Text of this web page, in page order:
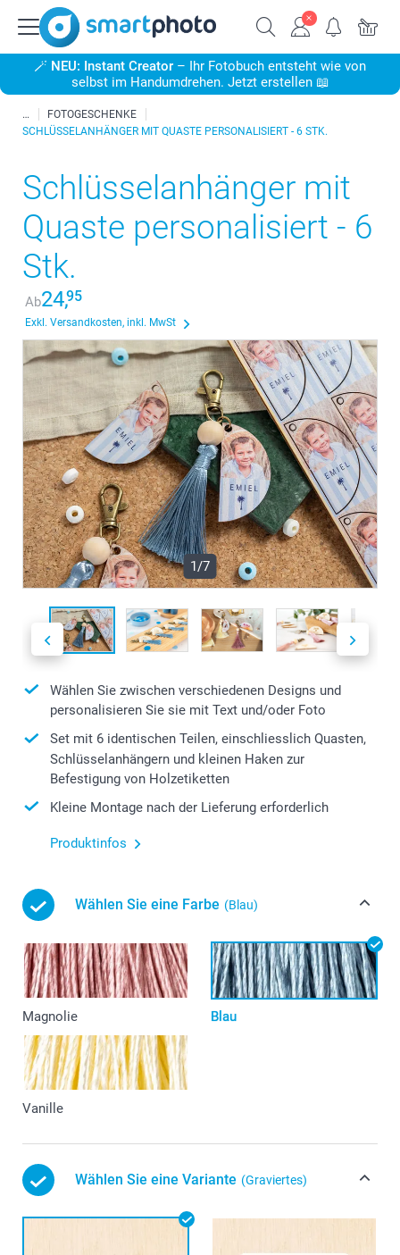
🪄 NEU: Instant Creator – Ihr Fotobuch entsteht wie von
selbst im Handumdrehen. Jetzt erstellen 📖
FOTOGESCHENKE
SCHLÜSSELANHÄNGER MIT QUASTE PERSONALISIERT - 6 STK.
Schlüsselanhänger mit
Quaste personalisiert - 6
Stk.
Ab24,95
Exkl. Versandkosten, inkl. MwSt
1/7
Wählen Sie zwischen verschiedenen Designs und
personalisieren Sie sie mit Text und/oder Foto
Set mit 6 identischen Teilen, einschliesslich Quasten,
Schlüsselanhängern und kleinen Haken zur
Befestigung von Holzetiketten
Kleine Montage nach der Lieferung erforderlich
Produktinfos
Wählen Sie eine Farbe (Blau)
Magnolie Blau
Vanille
Wählen Sie eine Variante (Graviertes)